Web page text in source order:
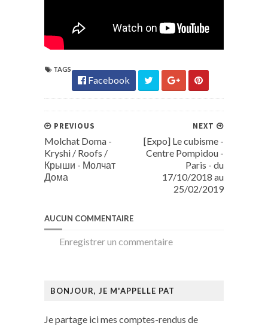
TAGS
Facebook
NEXT
[Expo] Le cubisme -
Centre Pompidou -
Paris - du
17/10/2018 au
25/02/2019
PREVIOUS
Molchat Doma -
Kryshi / Roofs /
Крыши - Молчат
Дома
AUCUN COMMENTAIRE
Enregistrer un commentaire
BONJOUR, JE M'APPELLE PAT
Je partage ici mes comptes-rendus de